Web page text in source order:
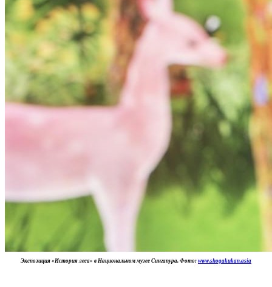
Экспозиция «История леса» в Национальном музее Сингапура. Фото: www.shogakukan.asia